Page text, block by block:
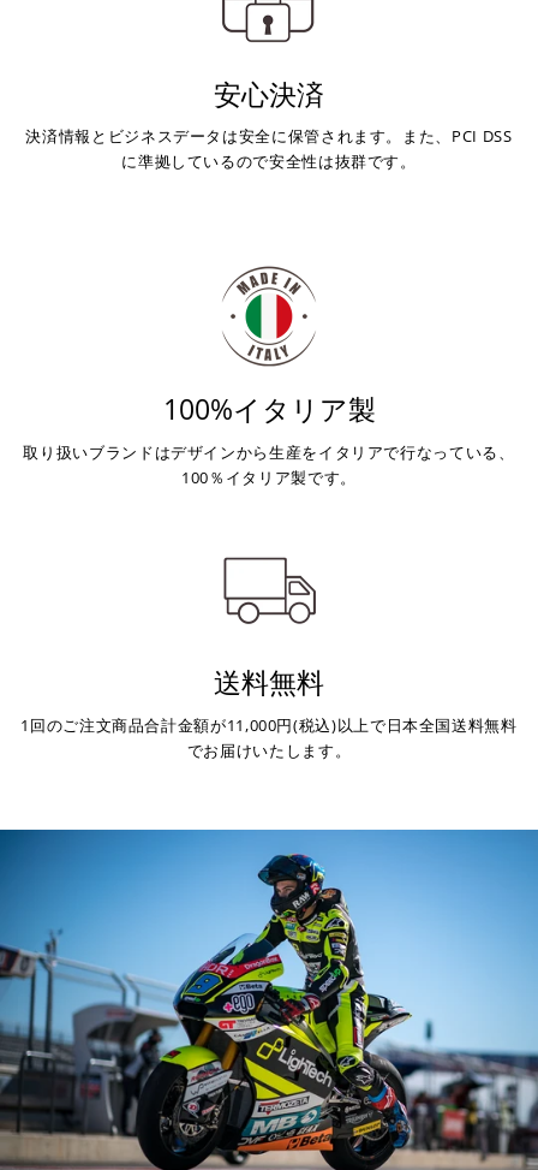
安心決済
決済情報とビジネスデータは安全に保管されます。また、PCI DSS
に準拠しているので安全性は抜群です。
100%イタリア製
取り扱いブランドはデザインから生産をイタリアで行なっている、
100％イタリア製です。
送料無料
1回のご注文商品合計金額が11,000円(税込)以上で日本全国送料無料
でお届けいたします。